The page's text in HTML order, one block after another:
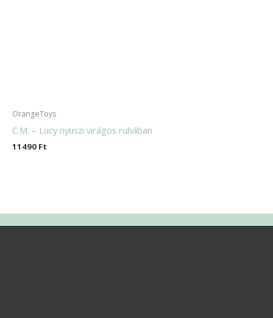
OrangeToys
C.M. – Lucy nyuszi virágos ruhában
11490 Ft